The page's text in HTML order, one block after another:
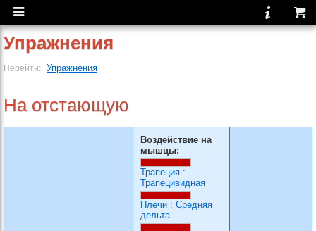
Упражнения
Перейти: Упражнения
На отстающую
Воздействие на
мышцы:
Трапеция :
Трапецивидная
Плечи : Средняя
дельта